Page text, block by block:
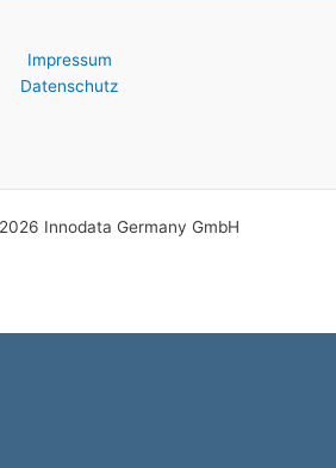
Impressum
Datenschutz
Innodata Germany GmbH